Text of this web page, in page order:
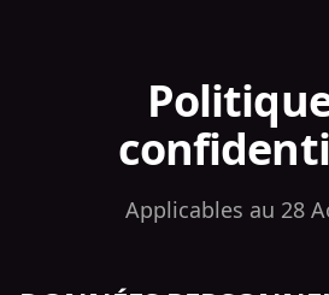
Applicables au 28